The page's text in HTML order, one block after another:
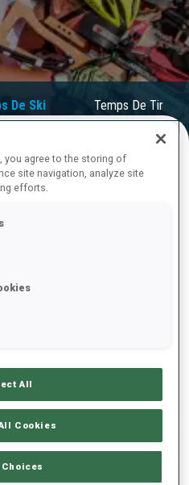
De Ski Temps De Tir
– TEMPS DE SKI
+35.2
you agree to the storing of
site navigation, analyze site
efforts.
All
Cookies
Choices